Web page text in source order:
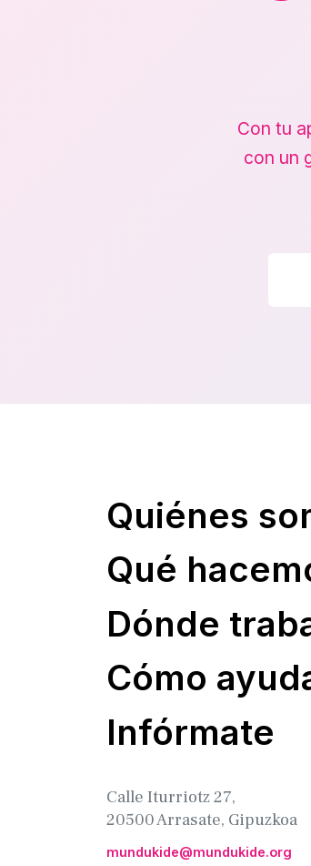
Con tu
con un
Quiénes
Qué
Dónde
Cómo
Infórmate
Calle Iturriotz 27,
20500 Arrasate, Gipuzkoa
mundukide@mundukide.org